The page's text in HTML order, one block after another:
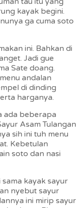
kayak begini.
ga cuma soto
ini. Bahkan di
Jadi gue
Sate doang.
andalan
di dinding
harganya.
ada beberapa
Asam Tulangan
sih ini tuh menu
Kebetulan
soto dan nasi
kayak sayur
nyebut sayur
ini mirip sayur